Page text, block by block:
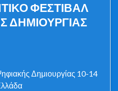
ΦΕΣΤΙΒΑΛ
ΔΗΜΙΟΥΡΓΙΑΣ
Δημιουργίας 10-14